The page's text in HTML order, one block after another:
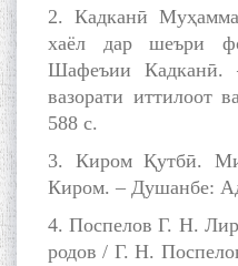
2. Кадканӣ
хаёл дар шеъри
Шафеъии Кадканӣ.
вазорати иттилоот
588 с.
3. Киром Қутбӣ.
Киром. – Душанбе:
4. Поспелов Г. Н.
родов / Г. Н.
Муъмин
young talents with
Kanoat
The Persian Gulf
poetry from Устод
Қаноат (Ustod